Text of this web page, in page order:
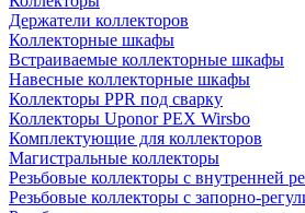
Держатели коллекторов
Коллекторные шкафы
Встраиваемые коллекторные шкафы
Навесные коллекторные шкафы
Коллекторы PPR под сварку
Коллекторы Uponor PEX Wirsbo
Комплектующие для коллекторов
Магистральные коллекторы
Резьбовые коллекторы с внутренней
Резьбовые коллекторы с запорно-